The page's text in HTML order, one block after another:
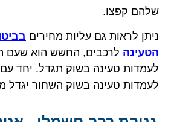
שלהם קפצו.
ניתן לראות גם עליות מחירים
הטעינה לרכבים, החשש הוא שעם
לעמדות טעינה בשוק תגדל. יחד
לעמדות טעינה בשוק השחור יגדל